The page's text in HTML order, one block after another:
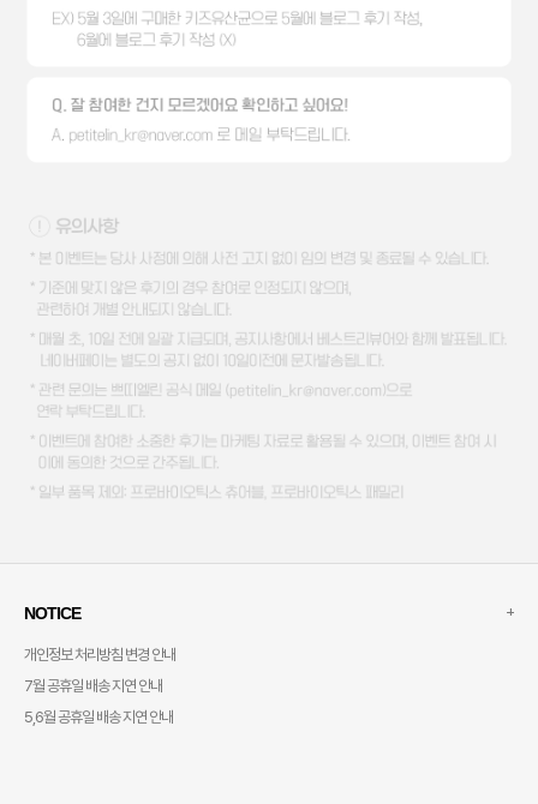
NOTICE
개인정보 처리방침 변경 안내
7월 공휴일 배송 지연 안내
5,6월 공휴일 배송 지연 안내
+